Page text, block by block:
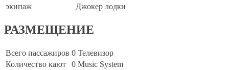
экипаж
Джокер лодки
РАЗМЕЩЕНИЕ
Всего пассажиров 0 Телевизор
Количество кают
0 Music System